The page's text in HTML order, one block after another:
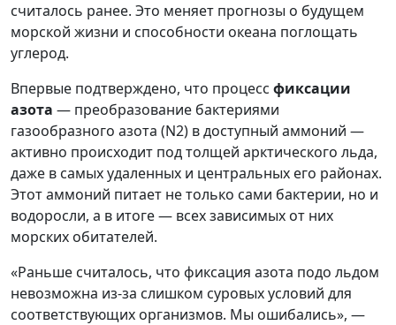
считалось ранее. Это меняет прогнозы о будущем
морской жизни и способности океана поглощать
углерод.
Впервые подтверждено, что процесс фиксации
азота — преобразование бактериями
газообразного азота (N2) в доступный аммоний —
активно происходит под толщей арктического льда,
даже в самых удаленных и центральных его районах.
Этот аммоний питает не только сами бактерии, но и
водоросли, а в итоге — всех зависимых от них
морских обитателей.
«Раньше считалось, что фиксация азота подо льдом
невозможна из-за слишком суровых условий для
соответствующих организмов. Мы ошибались», —